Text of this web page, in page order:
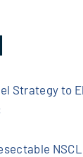
Strategy to